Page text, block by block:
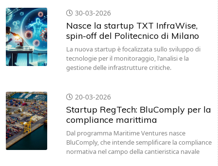
30-03-2026
Nasce la startup TXT InfraWise,
spin-off del Politecnico di Milano
La nuova startup è focalizzata sullo sviluppo di
tecnologie per il monitoraggio, l'analisi e la
gestione delle infrastrutture critiche.
20-03-2026
Startup RegTech: BluComply per la
compliance marittima
Dal programma Maritime Ventures nasce
BluComply, che intende semplificare la compliance
normativa nel campo della cantieristica navale